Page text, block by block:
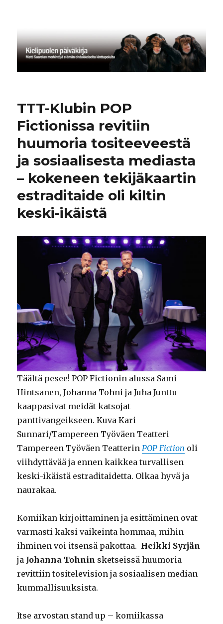
TTT-Klubin POP
Fictionissa revitiin
huumoria tositeeveestä
ja sosiaalisesta mediasta
– kokeneen tekijäkaartin
estraditaide oli kiltin
keski-ikäistä
Täältä pesee! POP Fictionin alussa Sami
Hintsanen, Johanna Tohni ja Juha Junttu
kaappasivat meidät katsojat
panttivangeikseen. Kuva Kari
Sunnari/Tampereen Työväen Teatteri
Tampereen Työväen TeatterinPOP Fiction oli
viihdyttävää ja ennen kaikkea turvallisen
keski-ikäistä estraditaidetta. Olkaa hyvä ja
naurakaa.
Komiikan kirjoittaminen ja esittäminen ovat
varmasti kaksi vaikeinta hommaa, mihin
ihminen voi itsensä pakottaa. Heikki Syrjän
ja Johanna Tohnin sketseissä huumoria
revittiin tositelevision ja sosiaalisen median
kummallisuuksista.
Itse arvostan stand up – komiikassa